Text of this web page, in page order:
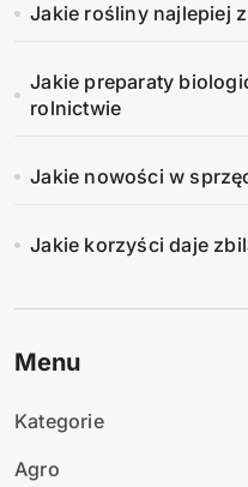
Jakie rośliny najlepiej
Jakie preparaty
rolnictwie
Jakie nowości w
Jakie korzyści daje
Menu
Kategorie
Agro